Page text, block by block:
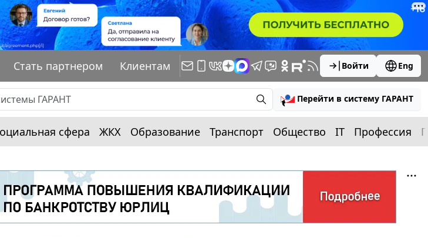
Стать партнером Клиентам Войти Eng
Перейти в систему ГАРАНТ
сфера ЖКХ Образование Транспорт Общество IT Профессия